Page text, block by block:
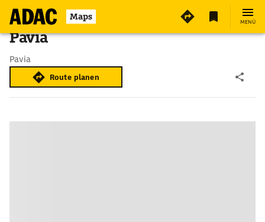
Maps MENÜ
Pavia
Pavia
Route planen